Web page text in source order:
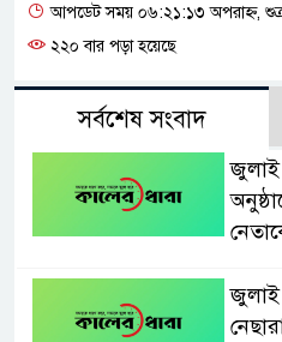
আপডেট সময় ০৬:২১:১৩ অপরাহ্ন,
২২০ বার পড়া হয়েছে
সর্বশেষ সংবাদ
জুলাই
জুলাই